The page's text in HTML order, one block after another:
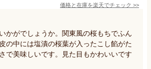
価格と在庫を楽天でチェック >>
かがでしょうか。関東風の桜もちでふん
の中には塩漬の桜葉が入ったこし餡がた
で美味しいです。見た目もかわいいです